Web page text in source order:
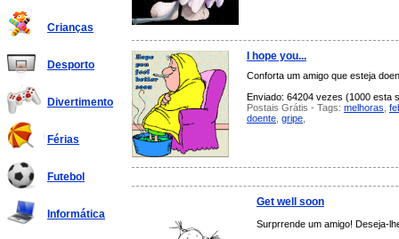
Crianças
Desporto
Divertimento
Férias
Futebol
Informática
I hope you...
Conforta um amigo que esteja
Enviado: 64204 vezes (1000 esta
Postais Grátis - Tags: melhoras
doente gripe
Get well soon
Surprrende um amigo! Deseja-